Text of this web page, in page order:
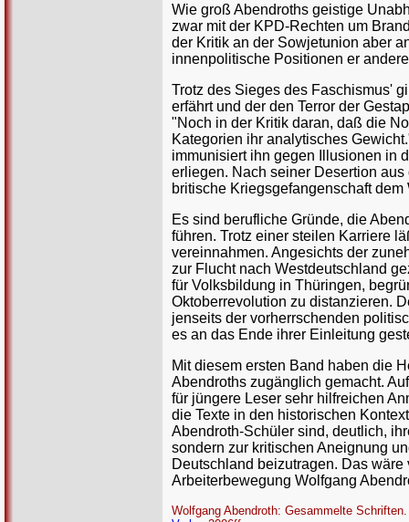
Wie groß Abendroths geistige
zwar mit der KPD-Rechten um
der Kritik an der Sowjetunion aber
innenpolitische Positionen er
Trotz des Sieges des Faschismus'
erfährt und der den Terror der
"Noch in der Kritik daran, daß die
Kategorien ihr analytisches
immunisiert ihn gegen Illusionen in
erliegen. Nach seiner Desertion
britische Kriegsgefangenschaft
Es sind berufliche Gründe, die
führen. Trotz einer steilen Karriere
vereinnahmen. Angesichts der
zur Flucht nach Westdeutschland
für Volksbildung in Thüringen,
Oktoberrevolution zu distanzieren.
jenseits der vorherrschenden
es an das Ende ihrer Einleitung
Mit diesem ersten Band haben die
Abendroths zugänglich gemacht.
für jüngere Leser sehr hilfreichen
die Texte in den historischen
Abendroth-Schüler sind, deutlich,
sondern zur kritischen Aneignung
Deutschland beizutragen. Das
Arbeiterbewegung Wolfgang
Wolfgang Abendroth: Gesammelte